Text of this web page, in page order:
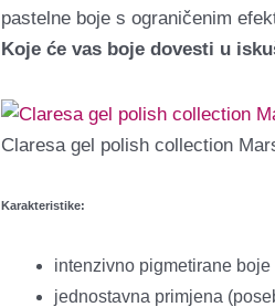
pastelne boje s ograničenim
Koje će vas boje dovesti u
Claresa gel polish collection
Karakteristike:
intenzivno pigmetirane
jednostavna primjena